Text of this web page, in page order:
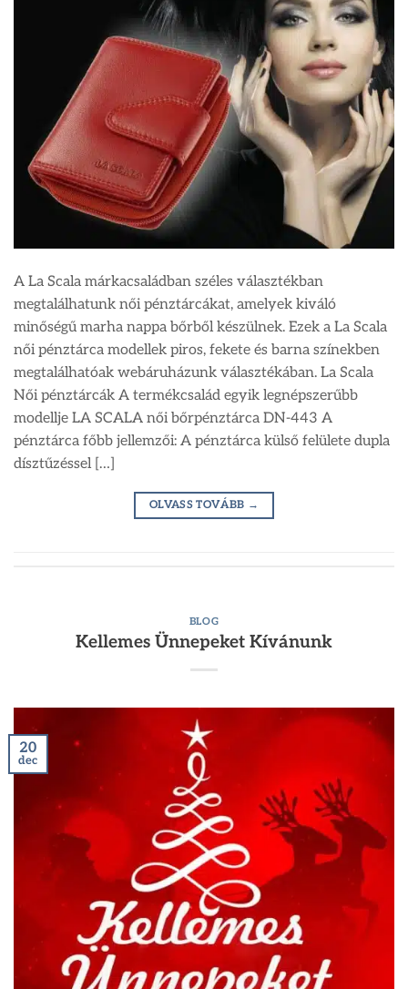
A La Scala márkacsaládban széles választékban
megtalálhatunk női pénztárcákat, amelyek kiváló
minőségű marha nappa bőrből készülnek. Ezek a La Scala
női pénztárca modellek piros, fekete és barna színekben
megtalálhatóak webáruházunk választékában. La Scala
Női pénztárcák A termékcsalád egyik legnépszerűbb
modellje LA SCALA női bőrpénztárca DN-443 A
pénztárca főbb jellemzői: A pénztárca külső felülete dupla
dísztűzéssel […]
OLVASS TOVÁBB →
BLOG
Kellemes Ünnepeket Kívánunk
20
dec